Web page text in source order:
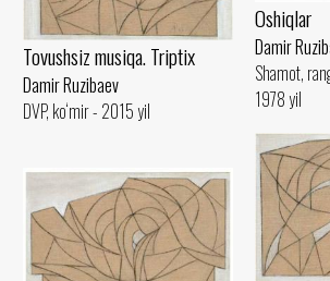
Oshiqlar
Damir
Shamot,
1978 yil
Tovushsiz musiqa. Triptix
Damir Ruzibaev
DVP, ko‘mir - 2015 yil